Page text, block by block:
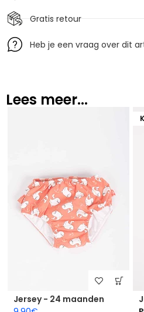
Gratis retour
Heb je een vraag over dit
Lees meer...
Jersey - 24 maanden